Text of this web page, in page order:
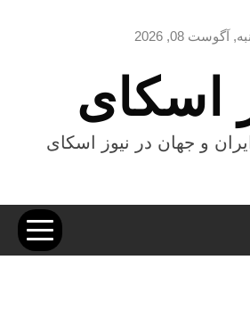
آگوست 08, 2026
اسکای
و جهان در نیوز اسکای